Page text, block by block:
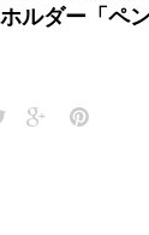
ルダー「ペ